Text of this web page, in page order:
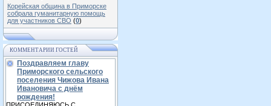
Корейская община в Приморске
собрала гуманитарную помощь
для участников СВО (0)
КОММЕНТАРИИ ГОСТЕЙ
Поздравляем главу
Приморского сельского
поселения Чижова Ивана
Ивановича с днём
рождения!